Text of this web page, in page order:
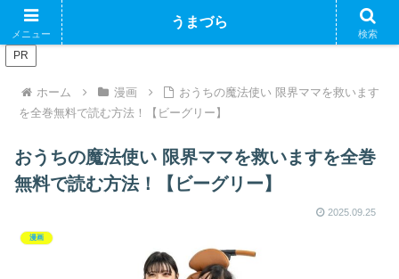
ブログで収益化できるかやってみるブログ
PR
ホーム 漫画
おうちの魔法使い 限界ママを救います
を全巻無料で読む方法！【ビーグリー】
おうちの魔法使い 限界ママを救いますを全巻
無料で読む方法！【ビーグリー】
2025.09.25
漫画
メニュー
うまづら
検索